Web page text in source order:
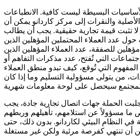
البسيطة ليست كافية. الانطباعات
والنقرات إلى مركز كاردانو يمكن أن
تثبت قيمة تجارية حقيقية. يجب أن يطالب
حول عدد العملاء المحتملين المؤهلين الذين
للصفقة، عدد العملاء المؤهلين الذين
التي تُفتح، عدد مذكرات التفاهم أو
المفهوم التي تُوقع، كيف تبدو منطق العملاء
من يتولى مسؤولية التسليم وما إذا كان
جلبت الحملة جهات اتصال تجارية جادة، يجب
مسؤولاً عن استلامهم، تأهيلهم وربطهم
في النظام البيئي لكاردانو. بدون ذلك، حتى